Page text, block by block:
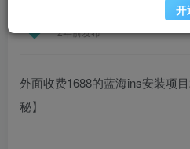
2年前发布
外面收费1688的蓝海ins安装项
秘】
开